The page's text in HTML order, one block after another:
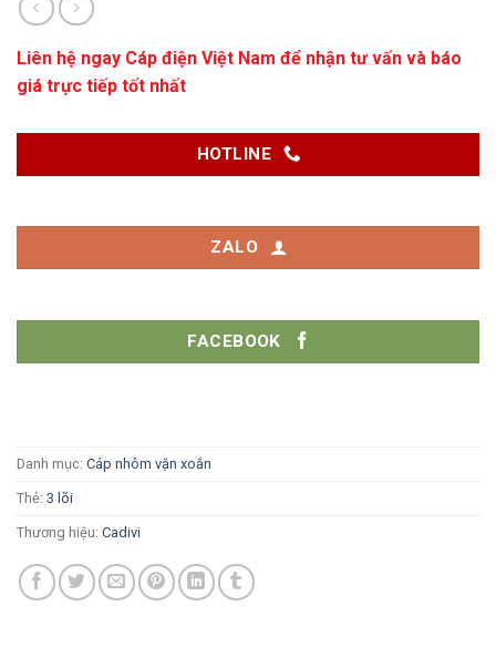
Liên hệ ngay Cáp điện Việt Nam để nhận tư vấn và báo
giá trực tiếp tốt nhất
HOTLINE
ZALO
FACEBOOK
Danh mục: Cáp nhôm vặn xoắn
Thẻ: 3 lõi
Thương hiệu: Cadivi